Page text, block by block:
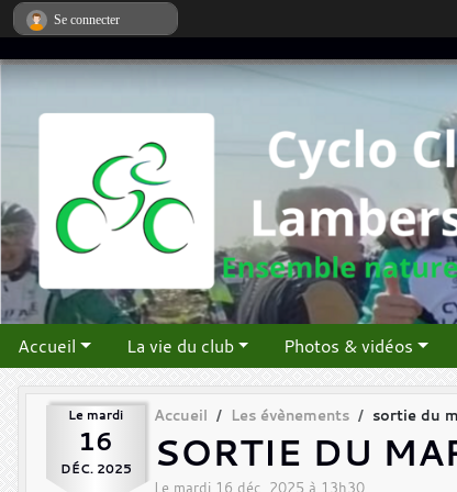
Accueil La vie du club Photos & vidéos
Le mardi
16
DÉC. 2025
Accueil Les évènements sortie du
SORTIE DU
Se connecter
Panneau de gestion des cookies